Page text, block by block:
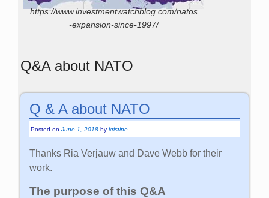
https://www.investmentwatchblog.com/natos
-expansion-since-1997/
Q&A about NATO
Q & A about NATO
Posted onJune 1, 2018 bykristine
Thanks Ria Verjauw and Dave Webb for their
work.
The purpose of this Q&A